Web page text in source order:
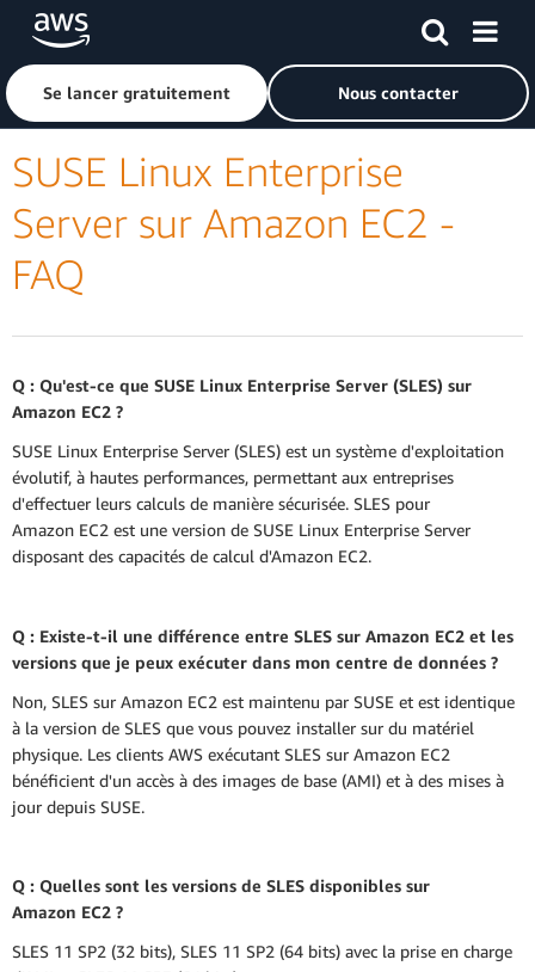
Passer au contenu principal
Cliquer ici pour revenir à la page d'accueil d'Amazon Web
Se lancer gratuitement Nous contacter
SUSE Linux Enterprise
Server sur Amazon EC2 -
FAQ
Q : Qu'est-ce que SUSE Linux Enterprise Server (SLES) sur
Amazon EC2 ?
SUSE Linux Enterprise Server (SLES) est un système d'exploitation
évolutif, à hautes performances, permettant aux entreprises
d'effectuer leurs calculs de manière sécurisée. SLES pour
Amazon EC2 est une version de SUSE Linux Enterprise Server
disposant des capacités de calcul d'Amazon EC2.
Q : Existe-t-il une différence entre SLES sur Amazon EC2 et les
versions que je peux exécuter dans mon centre de données ?
Non, SLES sur Amazon EC2 est maintenu par SUSE et est identique
à la version de SLES que vous pouvez installer sur du matériel
physique. Les clients AWS exécutant SLES sur Amazon EC2
bénéficient d'un accès à des images de base (AMI) et à des mises à
jour depuis SUSE.
Q : Quelles sont les versions de SLES disponibles sur
Amazon EC2 ?
SLES 11 SP2 (32 bits), SLES 11 SP2 (64 bits) avec la prise en charge